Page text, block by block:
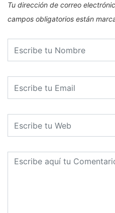
Tu dirección de correo
campos obligatorios están